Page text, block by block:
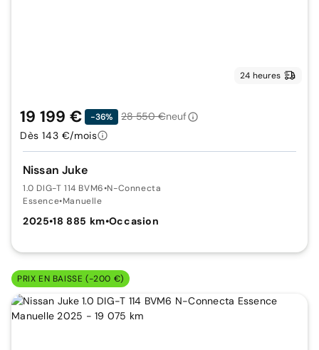
24 heures
Nissan Juke
1.0 DIG-T 114 BVM6•N-Connecta
Essence•Manuelle
2025•18 885 km•Occasion
19 199 € -36% 28 550 €neuf
Dès 143 €/mois
PRIX EN BAISSE (-200 €)